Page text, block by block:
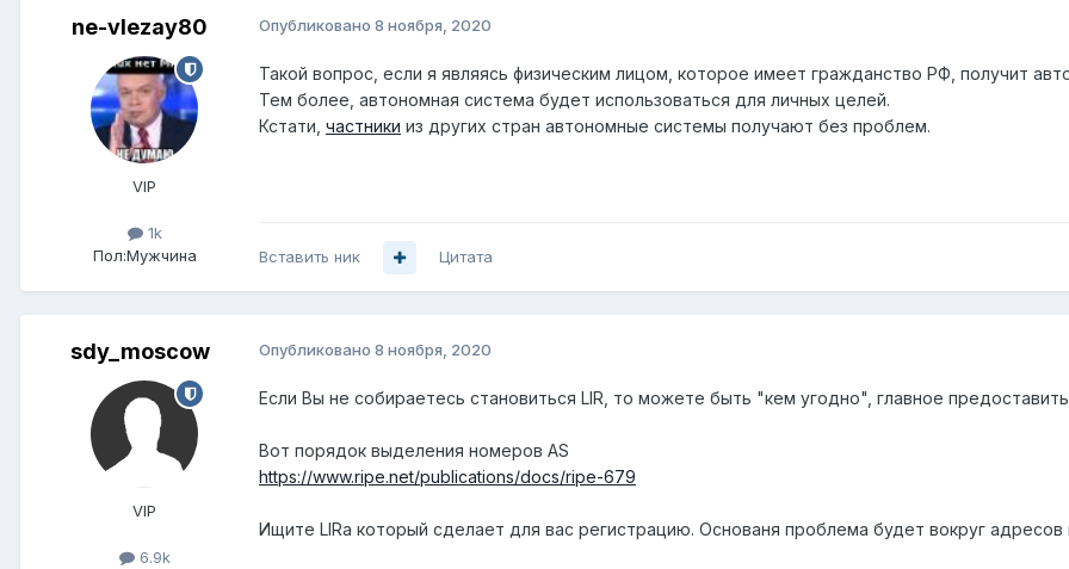
ne-vlezay80
VIP
1k
Пол:Мужчина
Опубликовано 8 ноября, 2020
Такой вопрос, если я являясь физическим лицом, которое имеет гражданство РФ, получит
Тем более, автономная система будет использоваться для личных целей.
Кстати, частники из других стран автономные системы получают без проблем.
Вставить ник Цитата
sdy_moscow
VIP
6.9k
Опубликовано 8 ноября, 2020
Если Вы не собираетесь становиться LIR, то можете быть "кем угодно", главное
Вот порядок выделения номеров AS
https://www.ripe.net/publications/docs/ripe-679
Ищите LIRа который сделает для вас регистрацию. Основаня проблема будет вокруг адресов